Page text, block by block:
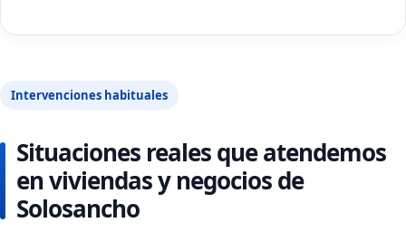
Intervenciones habituales
Situaciones reales que atendemos
en viviendas y negocios de
Solosancho